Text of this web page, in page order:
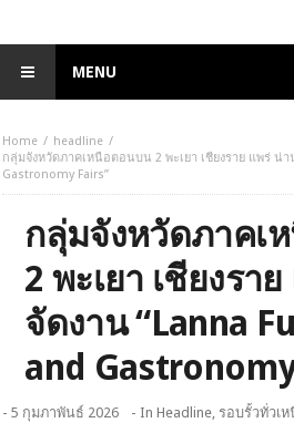
MENU
Home
headline
กลุ่มจังหวัดภาคเหนือตอนบน 2 พะเยา เชียงราย แพร่ น่
Gastronomy Fairs”
กลุ่มจังหวัดภาคเ
2 พะเยา เชียงรา
จัดงาน “Lanna
and
- 5 กุมภาพันธ์ 2026 - InHeadline, รอบรั้วทั่วเห